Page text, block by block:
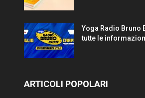
Yoga Radio Bruno
tutte le
ARTICOLI POPOLARI